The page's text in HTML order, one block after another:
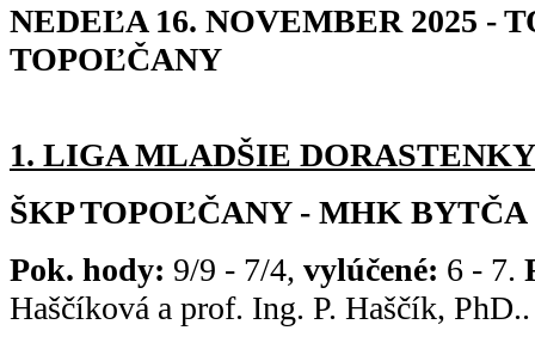
NEDEĽA 16. NOVEMBER 2025 -
TOPOĽČANY
1. LIGA MLADŠIE
ŠKP TOPOĽČANY - MHK
Pok. hody: 9/9 - 7/4, vylúčené: 6 - 7.
Haščíková a prof. Ing. P. Haščík,